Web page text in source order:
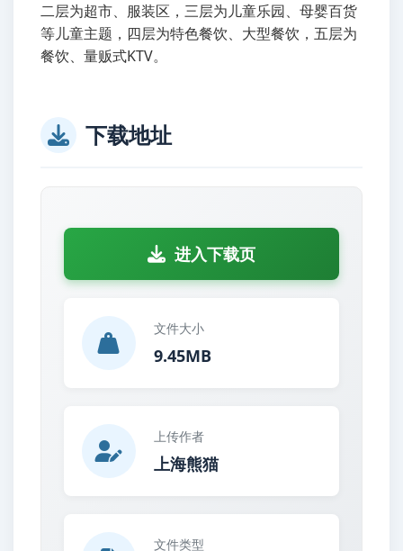
二层为超市、服装区，三层为儿童乐园、母婴百货
等儿童主题，四层为特色餐饮、大型餐饮，五层为
餐饮、量贩式KTV。
下载地址
进入下载页
文件大小
9.45MB
上传作者
上海熊猫
文件类型